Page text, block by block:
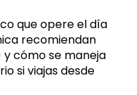
que opere el día
recomiendan
y cómo se maneja
si viajas desde